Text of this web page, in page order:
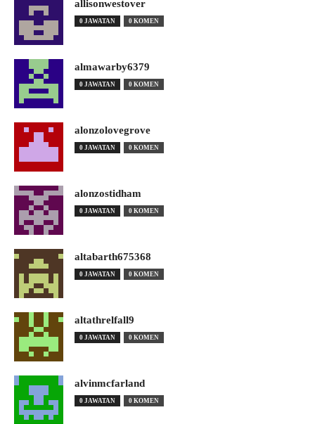
allisonwestover
0 JAWATAN 0 KOMEN
almawarby6379
0 JAWATAN 0 KOMEN
alonzolovegrove
0 JAWATAN 0 KOMEN
alonzostidham
0 JAWATAN 0 KOMEN
altabarth675368
0 JAWATAN 0 KOMEN
altathrelfall9
0 JAWATAN 0 KOMEN
alvinmcfarland
0 JAWATAN 0 KOMEN